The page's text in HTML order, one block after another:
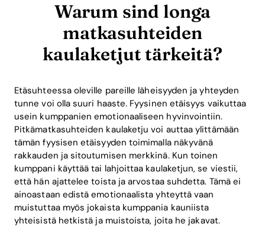
Warum sind longa
matkasuhteiden
kaulaketjut tärkeitä?
Etäsuhteessa oleville pareille läheisyyden ja yhteyden
tunne voi olla suuri haaste. Fyysinen etäisyys vaikuttaa
usein kumppanien emotionaaliseen hyvinvointiin.
Pitkämatkasuhteiden kaulaketju voi auttaa ylittämään
tämän fyysisen etäisyyden toimimalla näkyvänä
rakkauden ja sitoutumisen merkkinä. Kun toinen
kumppani käyttää tai lahjoittaa kaulaketjun, se viestii,
että hän ajattelee toista ja arvostaa suhdetta. Tämä ei
ainoastaan edistä emotionaalista yhteyttä vaan
muistuttaa myös jokaista kumppania kauniista
yhteisistä hetkistä ja muistoista, joita he jakavat.